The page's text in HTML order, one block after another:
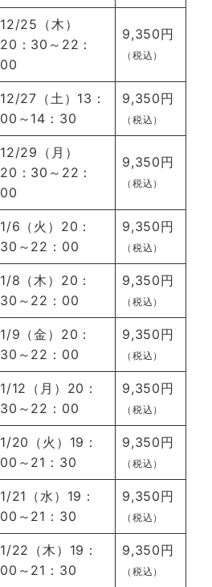
12/25（木）
20：30～22：
00
9,350円
（税込）
12/27（土）13：
00～14：30
9,350円
（税込）
12/29（月）
20：30～22：
00
9,350円
（税込）
1/6（火）20：
30～22：00
9,350円
（税込）
1/8（木）20：
30～22：00
9,350円
（税込）
1/9（金）20：
30～22：00
9,350円
（税込）
1/12（月）20：
30～22：00
9,350円
（税込）
1/20（火）19：
00～21：30
9,350円
（税込）
1/21（水）19：
00～21：30
9,350円
（税込）
1/22（木）19：
00～21：30
9,350円
（税込）